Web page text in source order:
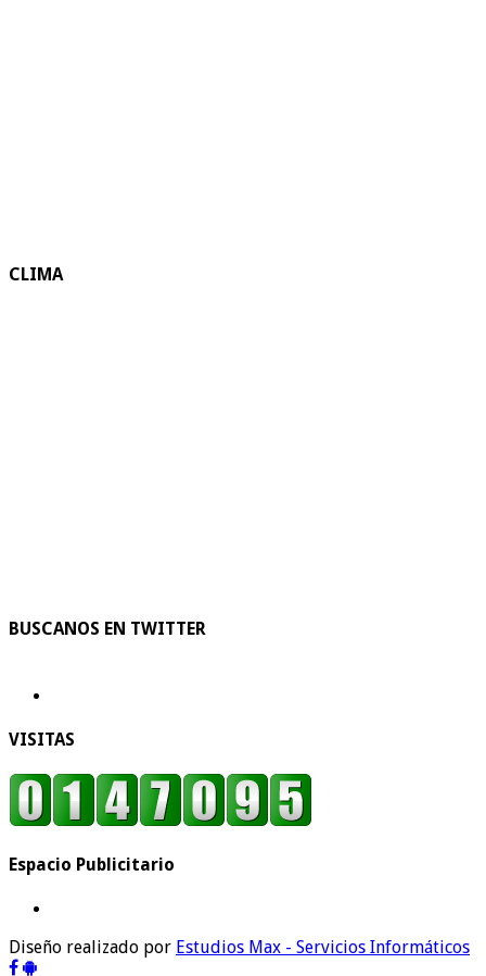
CLIMA
BUSCANOS EN TWITTER
VISITAS
Espacio Publicitario
Diseño realizado por Estudios Max - Servicios Informáticos